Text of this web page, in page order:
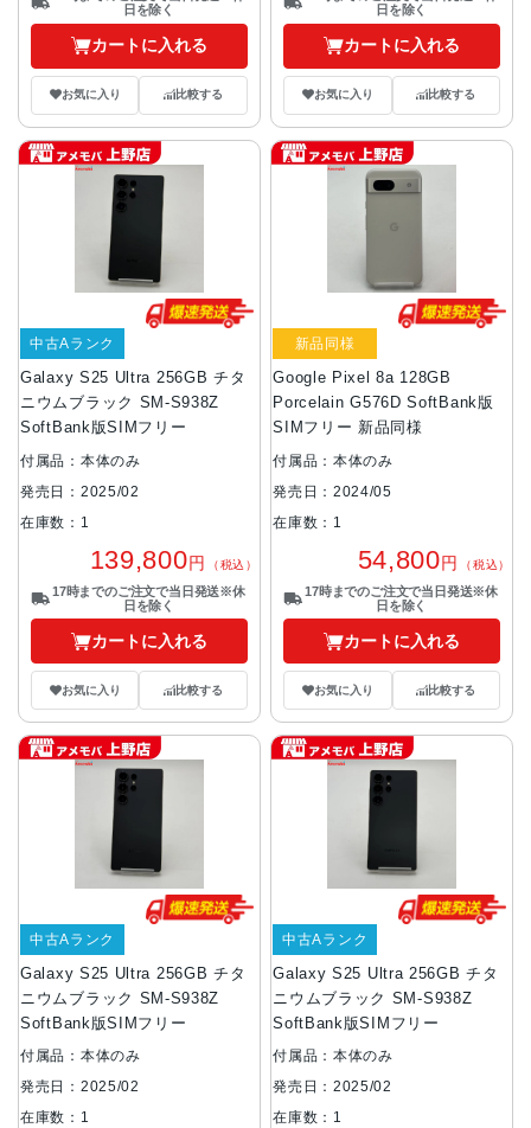
日を除く
カートに入れる
お気に入り 比較する
日を除く
カートに入れる
お気に入り 比較する
Galaxy S25 Ultra 256GB チタ
ニウムブラック SM-S938Z
SoftBank版SIMフリー
中古Aランク
付属品：本体のみ
発売日：2025/02
在庫数：1
139,800円 （税込）
17時までのご注文で当日発送※休
日を除く
カートに入れる
お気に入り 比較する
Google Pixel 8a 128GB
Porcelain G576D SoftBank版
SIMフリー 新品同様
新品同様
付属品：本体のみ
発売日：2024/05
在庫数：1
54,800円 （税込）
17時までのご注文で当日発送※休
日を除く
カートに入れる
お気に入り 比較する
Galaxy S25 Ultra 256GB チタ
ニウムブラック SM-S938Z
SoftBank版SIMフリー
中古Aランク
付属品：本体のみ
発売日：2025/02
在庫数：1
Galaxy S25 Ultra 256GB チタ
ニウムブラック SM-S938Z
SoftBank版SIMフリー
中古Aランク
付属品：本体のみ
発売日：2025/02
在庫数：1